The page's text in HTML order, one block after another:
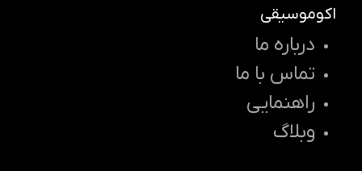
اکوموسیقی
درباره ما
تماس با ما
راهنمایی
وبلاگ